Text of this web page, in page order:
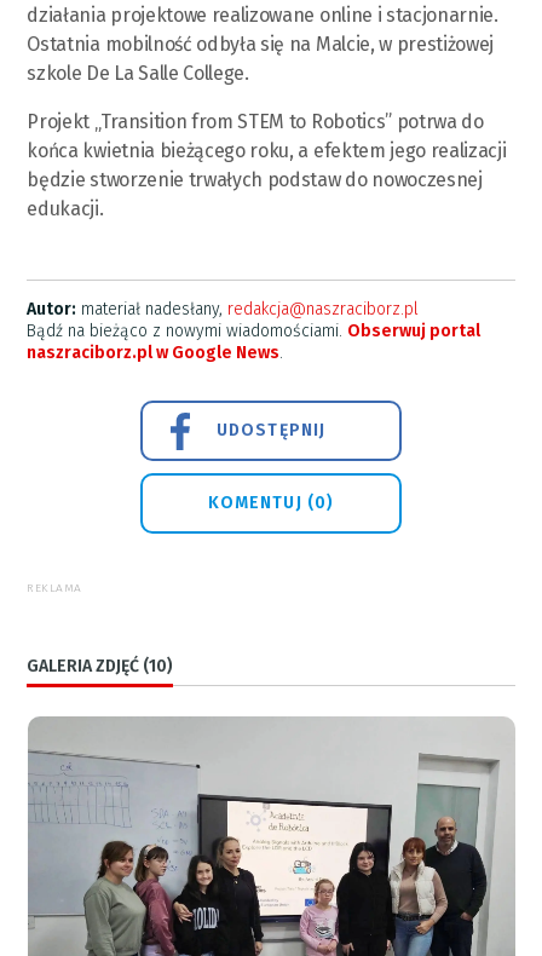
działania projektowe realizowane online i stacjonarnie.
Ostatnia mobilność odbyła się na Malcie, w prestiżowej
szkole De La Salle College.
Projekt „Transition from STEM to Robotics” potrwa do
końca kwietnia bieżącego roku, a efektem jego realizacji
będzie stworzenie trwałych podstaw do nowoczesnej
edukacji.
Autor: materiał nadesłany, redakcja@naszraciborz.pl
Bądź na bieżąco z nowymi wiadomościami. Obserwuj portal
naszraciborz.pl w Google News.
UDOSTĘPNIJ
KOMENTUJ (0)
REKLAMA
GALERIA ZDJĘĆ (10)